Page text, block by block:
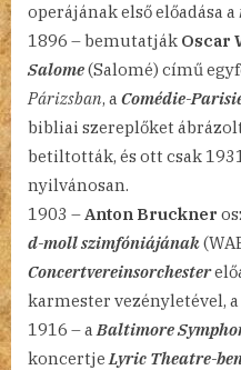
operájának első előadása a
1896 – bemutatják Oscar
Salome(Salomé) című
Párizsban, a Comédie-
bibliai szereplőket
betiltották, és ott csak
nyilvánosan.
1903 – Anton Bruckner
d-moll szimfóniájának
Concertvereinsorchester
karmester vezényletével, a
1916 – a Baltimore
koncertje Lyric Theatre-